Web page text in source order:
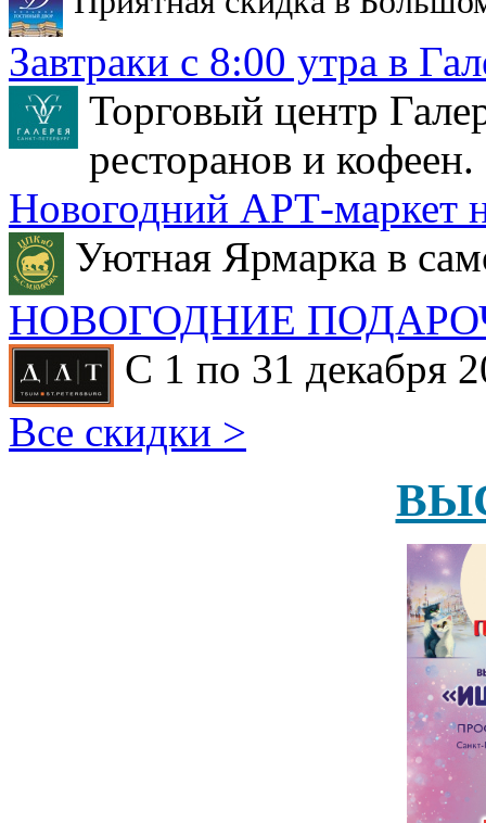
Завтраки с 8:00 утра в
Торговый центр
ресторанов и кофеен.
Новогодний АРТ-маркет
Уютная Ярмарка в
НОВОГОДНИЕ
С 1 по 31 декабря
Все скидки >